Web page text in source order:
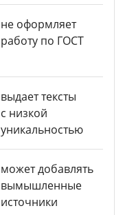
не оформляет
работу по ГОСТ
выдает тексты
с низкой
уникальностью
может добавлять
вымышленные
источники